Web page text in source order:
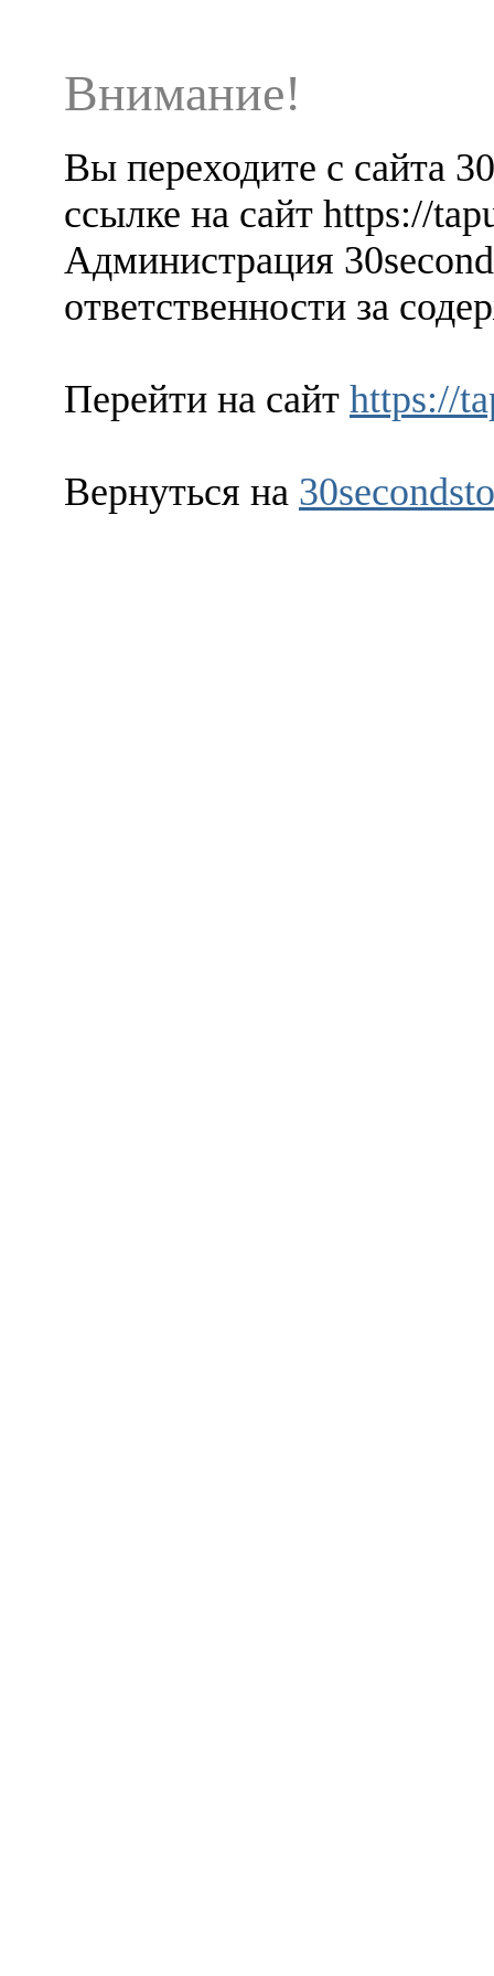
Внимание!
Вы переходите с сайта
ссылке на сайт https://
Администрация
ответственности за
Перейти на сайт https://
Вернуться на